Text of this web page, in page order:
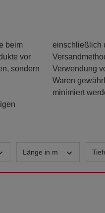
beim
vor
sondern
der
und
der
minimiert
Länge in m